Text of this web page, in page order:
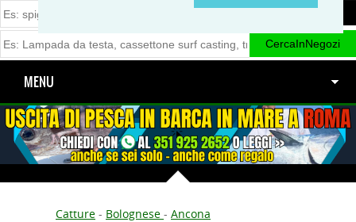
MENU
Catture - Bolognese - Ancona